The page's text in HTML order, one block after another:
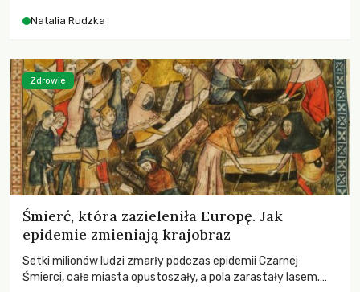
zdarzeń prowadzących do biologicznej śmierci rzeki.
Natalia Rudzka
Śmierć, która zazieleniła Europę. Jak
epidemie zmieniają krajobraz
Setki milionów ludzi zmarły podczas epidemii Czarnej
Śmierci, całe miasta opustoszały, a pola zarastały lasem.
Zdrowie